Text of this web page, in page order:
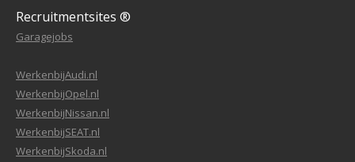
Recruitmentsites ®
Garagejobs
WerkenbijAudi.nl
WerkenbijOpel.nl
WerkenbijNissan.nl
WerkenbijSEAT.nl
WerkenbijSkoda.nl